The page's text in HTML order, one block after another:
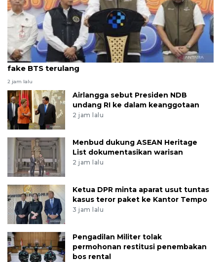
Kemkomdigi-opsel siapkan solusi teknologi cegah
fake BTS terulang
2 jam lalu
Airlangga sebut Presiden NDB
undang RI ke dalam keanggotaan
2 jam lalu
Menbud dukung ASEAN Heritage
List dokumentasikan warisan
2 jam lalu
Ketua DPR minta aparat usut tuntas
kasus teror paket ke Kantor Tempo
3 jam lalu
Pengadilan Militer tolak
permohonan restitusi penembakan
bos rental